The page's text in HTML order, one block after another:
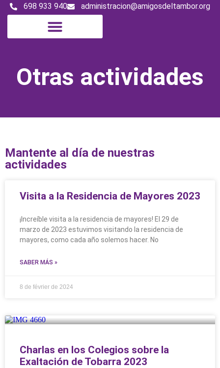
698 933 940 administracion@amigosdeltambor.org
Otras actividades
Mantente al día de nuestras
actividades
Visita a la Residencia de Mayores 2023
¡Increíble visita a la residencia de mayores! El 29 de
marzo de 2023 estuvimos visitando la residencia de
mayores, como cada año solemos hacer. No
SABER MÁS »
8 de février de 2024
Charlas en los Colegios sobre la
Exaltación de Tobarra 2023